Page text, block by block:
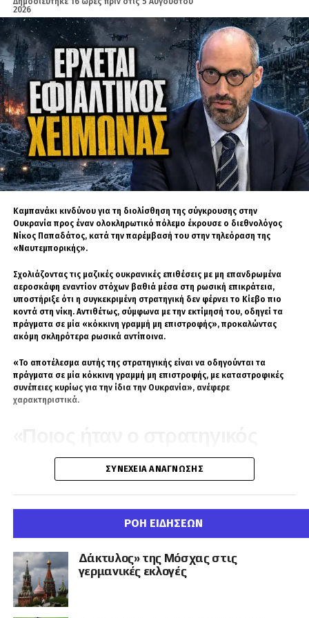
2026
Καμπανάκι κινδύνου για τη διολίσθηση της σύγκρουσης στην
Ουκρανία προς έναν ολοκληρωτικό πόλεμο έκρουσε ο διεθνολόγος
Νίκος Παπαδάτος, κατά την παρέμβασή του στην τηλεόραση της
«Ναυτεμπορικής».
Σχολιάζοντας τις μαζικές ουκρανικές επιθέσεις με μη επανδρωμένα
αεροσκάφη εναντίον στόχων βαθιά μέσα στη ρωσική επικράτεια,
υποστήριξε ότι η συγκεκριμένη στρατηγική δεν φέρνει το Κίεβο πιο
κοντά στη νίκη. Αντιθέτως, σύμφωνα με την εκτίμησή του, οδηγεί τα
πράγματα σε μία «κόκκινη γραμμή μη επιστροφής», προκαλώντας
ακόμη σκληρότερα ρωσικά αντίποινα.
«Το αποτέλεσμα αυτής της στρατηγικής είναι να οδηγούνται τα
πράγματα σε μία κόκκινη γραμμή μη επιστροφής, με καταστροφικές
συνέπειες κυρίως για την ίδια την Ουκρανία», ανέφερε
χαρακτηριστικά.
στόχος μιας παραλίας;»
Έθεσε, μάλιστα, ευθέως το ερώτημα ποια στρατιωτική σκοπιμότητα
μπορεί να εξυπηρετεί ένα πλήγμα σε χώρο όπου βρίσκονται άμαχοι
και λουόμενοι.
«Τι στρατηγικό στόχο μπορεί να έχει μία παραλία στην οποία
βρίσκονται λουόμενοι; Νομίζω ότι το καθεστώς του Κιέβου θα πρέπει
κάποια στιγμή να μας το εξηγήσει», τόνισε, χαρακτηρίζοντας τέτοιου
ΣΥΝΈΧΕΙΑ ΑΝΆΓΝΩΣΗΣ
ΡΟΗ ΕΙΔΗΣΕΩΝ
Δάκτυλος» της Μόσχας στις
γερμανικές εκλογές